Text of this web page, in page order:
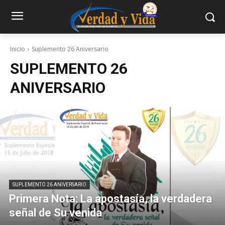
Inicio Suplemento 26 Aniversario
SUPLEMENTO 26
ANIVERSARIO
SUPLEMENTO 26 ANIVERSARIO
Primera Nota: La apostasía, la verdadera
señal de Su venida